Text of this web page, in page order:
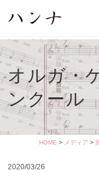
オルガ・
ンクール
HOME > メディア >
2020/03/26